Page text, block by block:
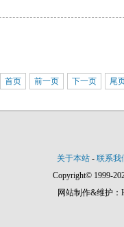
首页 前一页 下一页 尾
关于本站 - 联系我
Copyright© 1999-
网站制作&维护